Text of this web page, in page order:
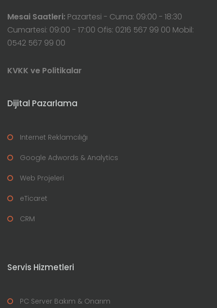
Mesai Saatleri: Pazartesi - Cuma: 09:00 - 18:30
Cumartesi: 09:00 - 17:00 Ofis: 0216 567 99 00 Mobil:
0542 567 99 00
KVKK ve Politikalar
Dijital Pazarlama
Internet Reklamcılığı
Google Adwords & Analytics
Web Projeleri
eTicaret
CRM
Servis Hizmetleri
PC Server Bakım & Onarım